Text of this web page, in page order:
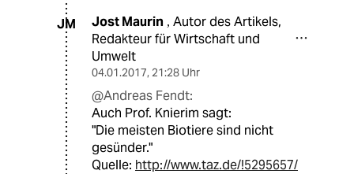
JM Jost Maurin , Autor des Artikels,
Redakteur für Wirtschaft und
Umwelt
04.01.2017, 21:28 Uhr
@Andreas Fendt:
Auch Prof. Knierim sagt:
"Die meisten Biotiere sind nicht
gesünder."
Quelle: http://www.taz.de/!5295657/